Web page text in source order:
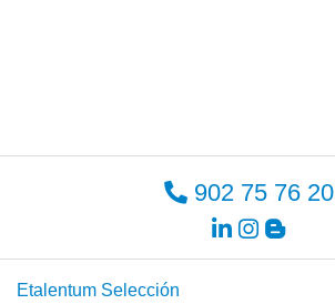
902 75 76 20
Etalentum Selección